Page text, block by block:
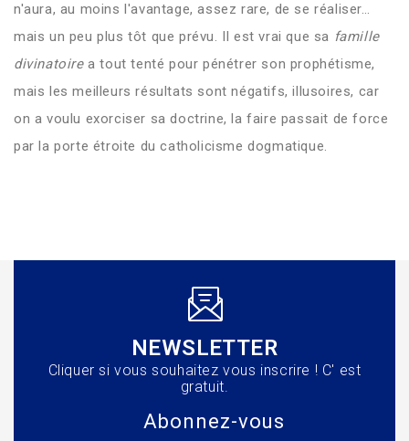
n'aura, au moins l'avantage, assez rare, de se réaliser…
mais un peu plus tôt que prévu. Il est vrai que sa famille
divinatoirea tout tenté pour pénétrer son prophétisme,
mais les meilleurs résultats sont négatifs, illusoires, car
on a voulu exorciser sa doctrine, la faire passait de force
par la porte étroite du catholicisme dogmatique.
NEWSLETTER
Cliquer si vous souhaitez vous inscrire ! C' est
gratuit.
Abonnez-vous